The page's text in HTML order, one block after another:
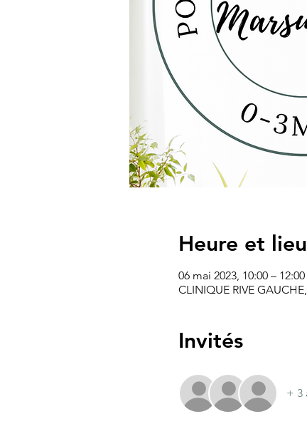
Heure et lieu
06 mai 2023, 10:00 – 12:00
CLINIQUE RIVE
Invités
+ 3